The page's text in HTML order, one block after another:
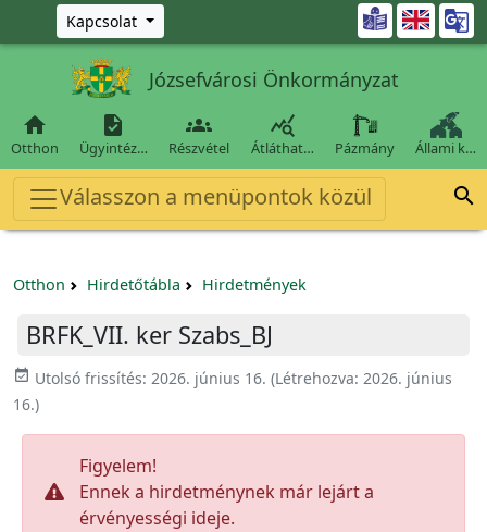
Ugrás a fő tartalomra
Kapcsolat 
Józsefvárosi Önkormányzat

Otthon

Ügyintéz…

Részvétel

Átláthat… Pázmány Állami k…
Válasszon a menüpontok közül 
Otthon Hirdetőtábla Hirdetmények
BRFK_VII. ker Szabs_BJ
event_available Utolsó frissítés: 2026. június 16. (Létrehozva: 2026. június
16.)
Figyelem!
Ennek a hirdetménynek már lejárt a
érvényességi ideje.